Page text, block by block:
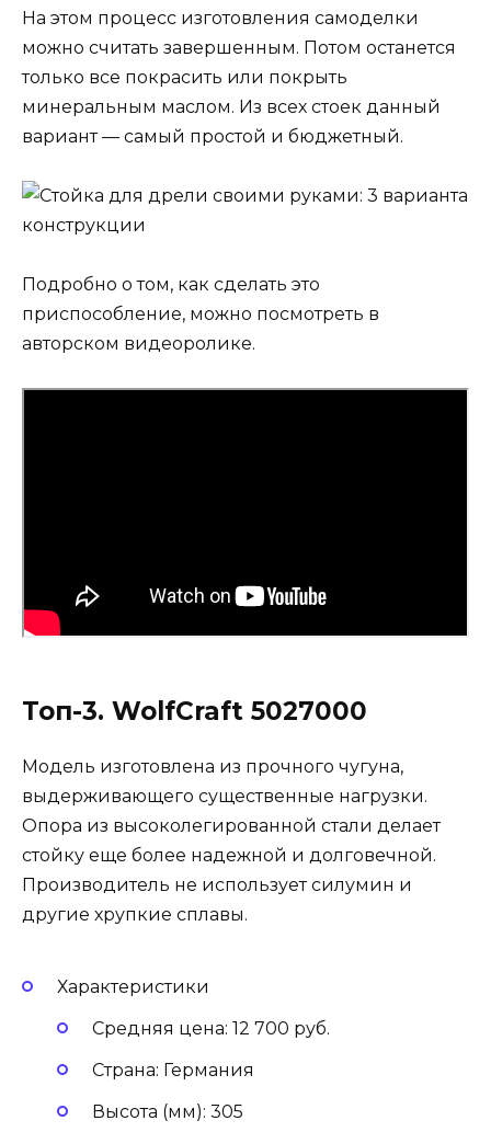
На этом процесс изготовления самоделки
можно считать завершенным. Потом останется
только все покрасить или покрыть
минеральным маслом. Из всех стоек данный
вариант — самый простой и бюджетный.
Подробно о том, как сделать это
приспособление, можно посмотреть в
авторском видеоролике.
Топ-3. WolfCraft 5027000
Модель изготовлена из прочного чугуна,
выдерживающего существенные нагрузки.
Опора из высоколегированной стали делает
стойку еще более надежной и долговечной.
Производитель не использует силумин и
другие хрупкие сплавы.
Характеристики
Средняя цена: 12 700 руб.
Страна: Германия
Высота (мм): 305